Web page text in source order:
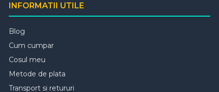
INFORMATII UTILE
Blog
Cum cumpar
Cosul meu
Metode de plata
Transport si retururi